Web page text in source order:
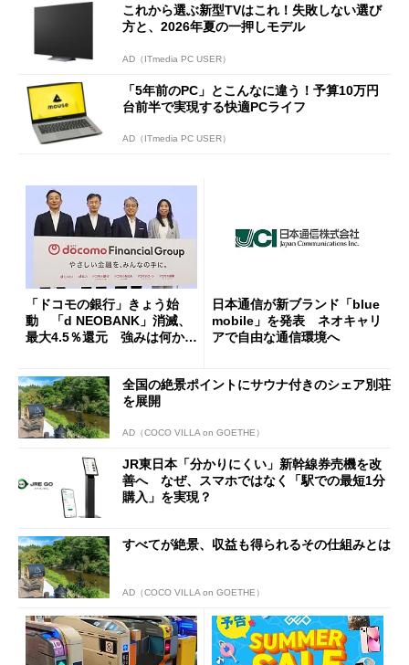
これから選ぶ新型TVはこれ！失敗しない選び
方と、2026年夏の一押しモデル
AD（ITmedia PC USER）
「5年前のPC」とこんなに違う！予算10万円
台前半で実現する快適PCライフ
AD（ITmedia PC USER）
「ドコモの銀行」きょう始
動 「d NEOBANK」消滅、
最大4.5％還元 強みは何か解
日本通信が新ブランド「blue
mobile」を発表 ネオキャリ
アで自由な通信環境へ
全国の絶景ポイントにサウナ付きのシェア別荘
を展開
AD（COCO VILLA on GOETHE）
JR東日本「分かりにくい」新幹線券売機を改
善へ なぜ、スマホではなく「駅での最短1分
購入」を実現？
すべてが絶景、収益も得られるその仕組みとは
AD（COCO VILLA on GOETHE）